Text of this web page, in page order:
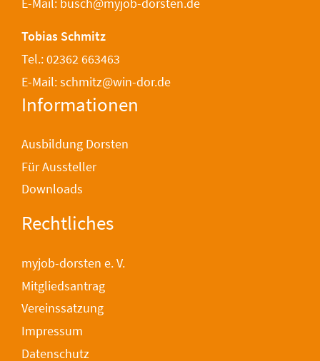
E-Mail: busch@myjob-dorsten.de
Tobias Schmitz
Tel.: 02362 663463
E-Mail: schmitz@win-dor.de
Informationen
Ausbildung Dorsten
Für Aussteller
Downloads
Rechtliches
myjob-dorsten e. V.
Mitgliedsantrag
Vereinssatzung
Impressum
Datenschutz